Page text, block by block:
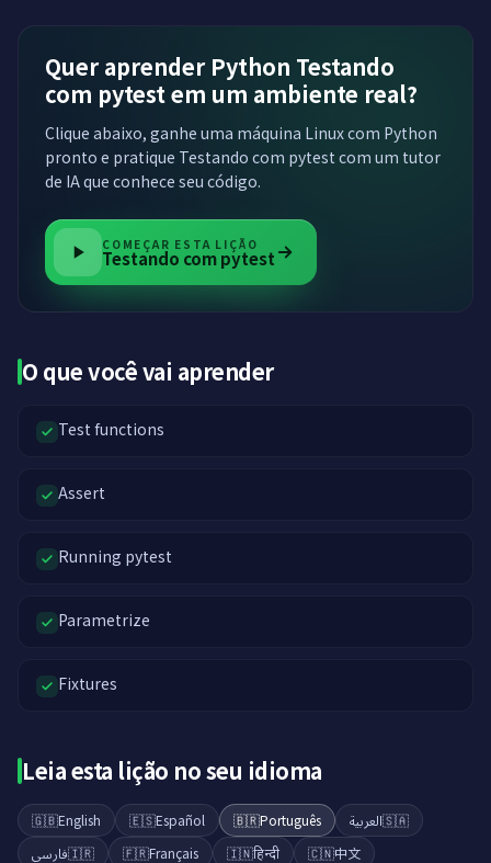
Quer aprender Python Testando
com pytest em um ambiente real?
Clique abaixo, ganhe uma máquina Linux com Python
pronto e pratique Testando com pytest com um tutor
de IA que conhece seu código.
COMEÇAR ESTA LIÇÃO
Testando com pytest
O que você vai aprender
Test functions
Assert
Running pytest
Parametrize
Fixtures
Leia esta lição no seu idioma
🇬🇧English 🇪🇸Español 🇧🇷Português 🇸🇦العربية
🇮🇷فارسی 🇫🇷Français 🇮🇳हिन्दी 🇨🇳中文